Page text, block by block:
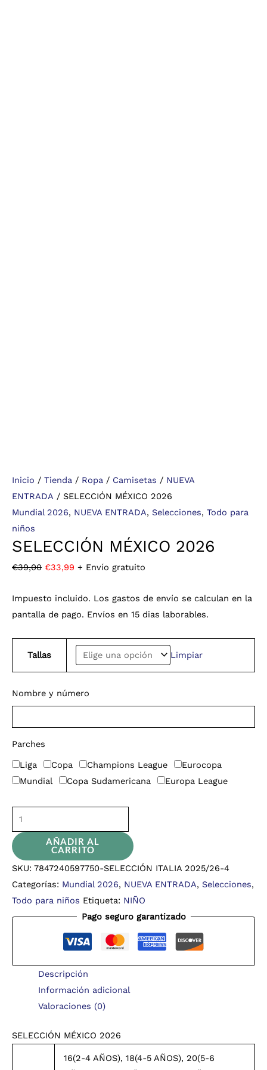
Inicio / Tienda / Ropa / Camisetas / NUEVA
ENTRADA / SELECCIÓN MÉXICO 2026
Mundial 2026, NUEVA ENTRADA, Selecciones, Todo para
niños
SELECCIÓN MÉXICO 2026
€39,00 €33,99 + Envío gratuito
Impuesto incluido. Los gastos de envío se calculan en la
pantalla de pago. Envíos en 15 dias laborables.
Tallas Limpiar
Nombre y número
Parches
Liga
Copa Champions League
Eurocopa
Mundial
Copa Sudamericana Europa League
AÑADIR AL
CARRITO
SKU: 7847240597750-SELECCIÓN ITALIA 2025/26-4
Categorías: Mundial 2026, NUEVA ENTRADA, Selecciones,
Todo para niños Etiqueta: NIÑO
Pago seguro garantizado
Descripción
Información adicional
Valoraciones (0)
SELECCIÓN MÉXICO 2026
16(2-4 AÑOS), 18(4-5 AÑOS), 20(5-6